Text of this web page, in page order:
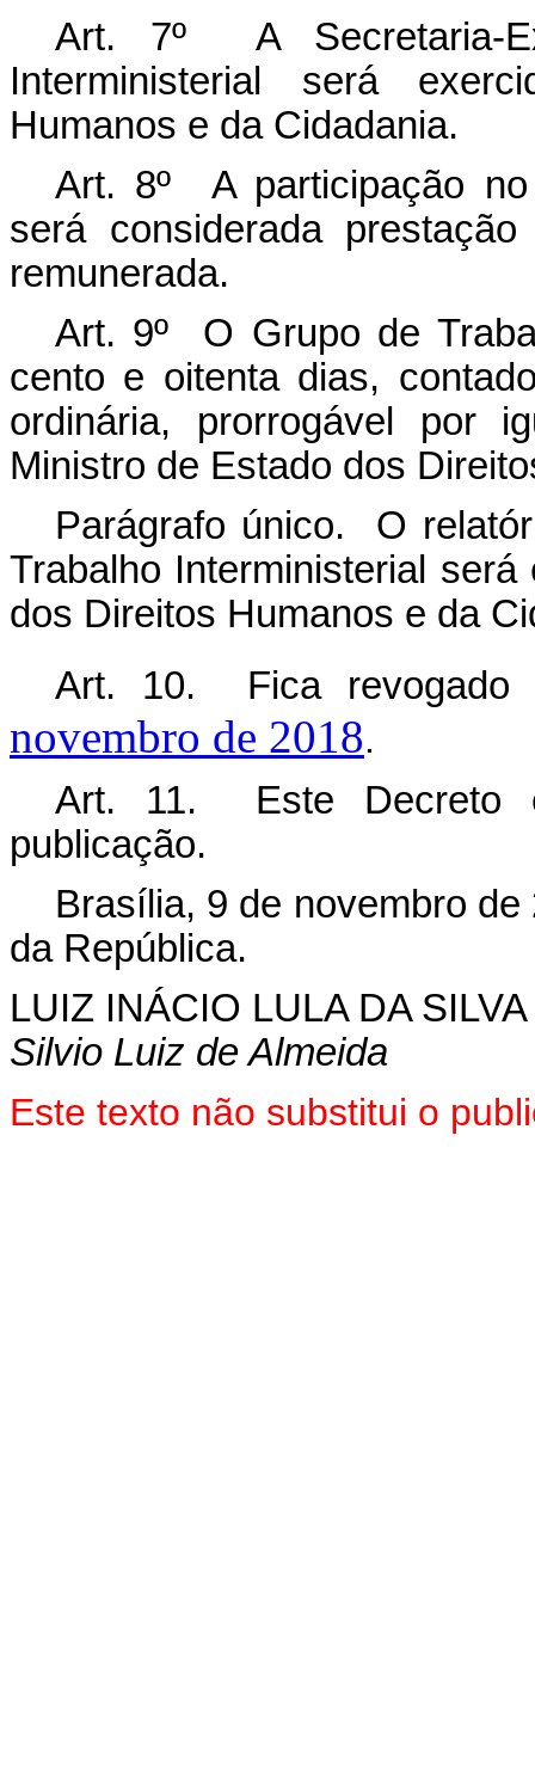
Art. 7º A Secretaria-
Interministerial será
Humanos e da Cidadania.
Art. 8º A participação no
será considerada
remunerada.
Art. 9º O Grupo de
cento e oitenta dias,
ordinária, prorrogável por
Ministro de Estado dos
Parágrafo único. O
Trabalho Interministerial
dos Direitos Humanos e da
Art. 10. Fica
novembro de 2018.
Art. 11. Este Decreto
publicação.
Brasília, 9 de novembro de
da República.
LUIZ INÁCIO LULA DA SILVA
Silvio Luiz de Almeida
Este texto não substitui o